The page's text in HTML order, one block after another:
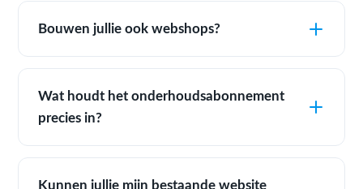
Bouwen jullie ook webshops?
Wat houdt het onderhoudsabonnement
precies in?
Kunnen jullie mijn bestaande website